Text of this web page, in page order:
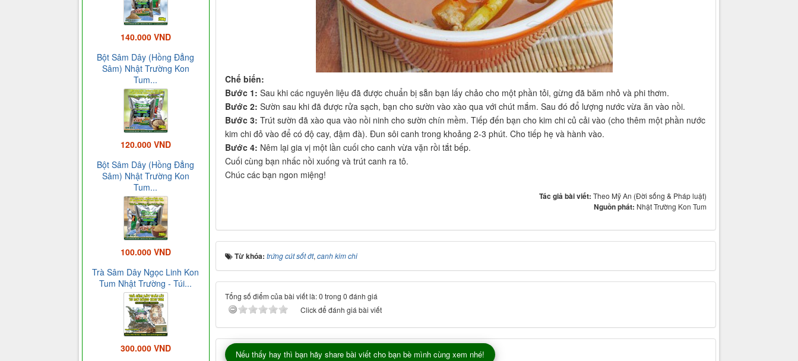
Chế biến:
Bước 1: Sau khi các nguyên liệu đã được chuẩn bị sẵn bạn lấy chảo cho một phần tỏi, gừng đã băm nhỏ và phi thơm.
Bước 2: Sườn sau khi đã được rửa sạch, bạn cho sườn vào xào qua với chút mắm. Sau đó đổ lượng nước vừa ăn vào nồi.
Bước 3: Trút sườn đã xào qua vào nồi ninh cho sườn chín mềm. Tiếp đến bạn cho kim chi củ cải vào (cho thêm một phần nước
kim chi đỏ vào để có độ cay, đậm đà). Đun sôi canh trong khoảng 2-3 phút. Cho tiếp hẹ và hành vào.
Bước 4: Nêm lại gia vị một lần cuối cho canh vừa vặn rồi tắt bếp.
Cuối cùng bạn nhấc nồi xuống và trút canh ra tô.
Chúc các bạn ngon miệng!
Tác giả bài viết: Theo Mỹ An (Đời sống & Pháp luật)
Nguồn phát: Nhật Trường Kon Tum
Từ khóa: trứng cút sốt ớt, canh kim chi
Tổng số điểm của bài viết là: 0 trong 0 đánh giá
Click để đánh giá bài viết
Nếu thấy hay thì bạn hãy share bài viết cho bạn bè mình cùng xem nhé!
140.000 VND
Bột Sâm Dây (Hồng Đẳng
Sâm) Nhật Trường Kon
Tum...
120.000 VND
Bột Sâm Dây (Hồng Đẳng
Sâm) Nhật Trường Kon
Tum...
100.000 VND
Trà Sâm Dây Ngọc Linh Kon
Tum Nhật Trường - Túi...
300.000 VND